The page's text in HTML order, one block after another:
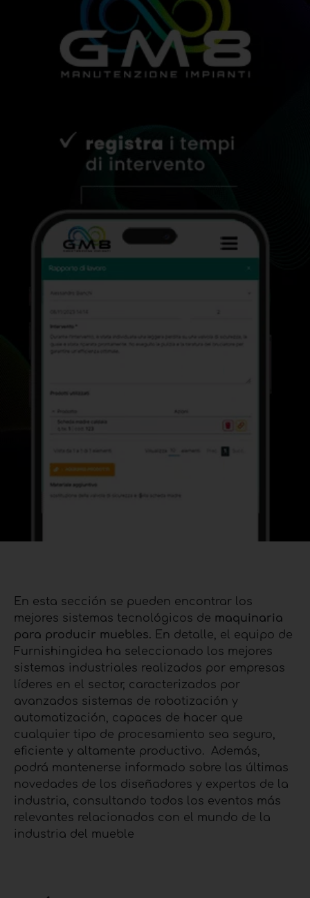
En esta sección se pueden encontrar los
mejores sistemas tecnológicos de maquinaria
para producir muebles. En detalle, el equipo de
Furnishingidea ha seleccionado los mejores
sistemas industriales realizados por empresas
líderes en el sector, caracterizados por
avanzados sistemas de robotización y
automatización, capaces de hacer que
cualquier tipo de procesamiento sea seguro,
eficiente y altamente productivo. Además,
podrá mantenerse informado sobre las últimas
novedades de los diseñadores y expertos de la
industria, consultando todos los eventos más
relevantes relacionados con el mundo de la
industria del mueble